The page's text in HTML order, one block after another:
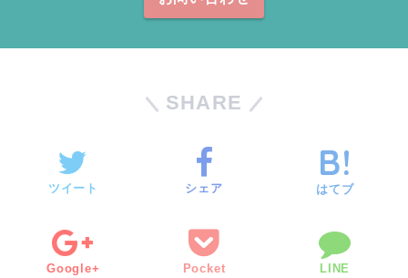
SHARE
ツイート シェア はてブ
Google+ Pocket LINE